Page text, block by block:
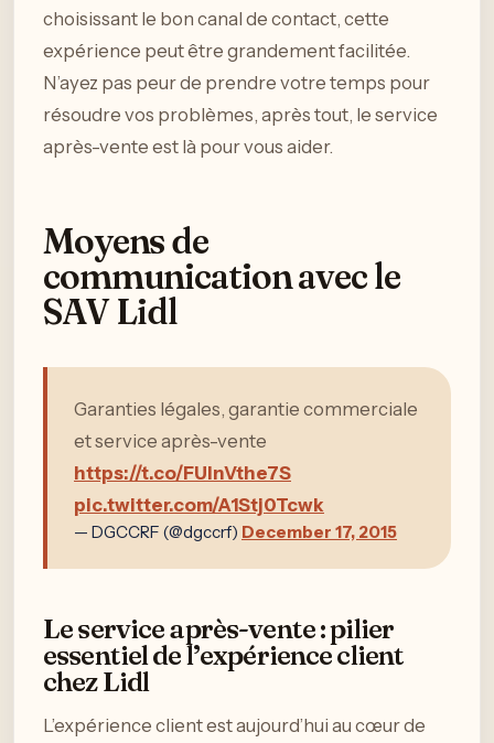
choisissant le bon canal de contact, cette
expérience peut être grandement facilitée.
N’ayez pas peur de prendre votre temps pour
résoudre vos problèmes, après tout, le service
après-vente est là pour vous aider.
Moyens de
communication avec le
SAV Lidl
Garanties légales, garantie commerciale
et service après-vente
https://t.co/FUlnVthe7S
pic.twitter.com/A1Stj0Tcwk
— DGCCRF (@dgccrf) December 17, 2015
Le service après-vente : pilier
essentiel de l’expérience client
chez Lidl
L’expérience client est aujourd’hui au cœur de